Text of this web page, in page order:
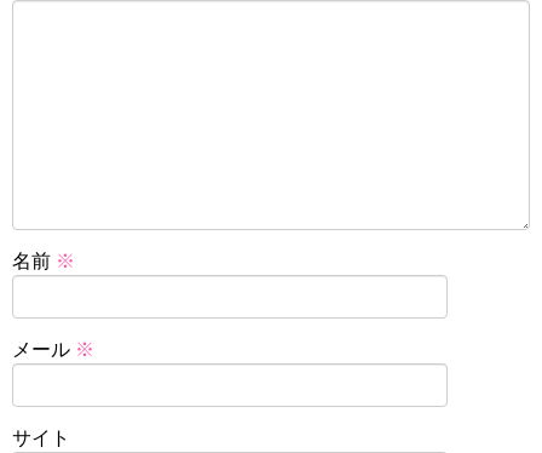
名前 ※
メール ※
サイト